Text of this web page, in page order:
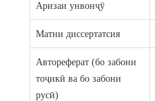
Аризаи унвонҷӯ
Матни диссертатсия
Автореферат (бо забони
тоҷикӣ ва бо забони
русӣ)